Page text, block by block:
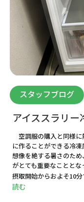
スタッフブログ
アイススラリー
空調服の購入と同様に
に作ることができる冷凍
想像を絶する暑さのた
がとても重要なこととな
摂取開始からおよそ10
読む